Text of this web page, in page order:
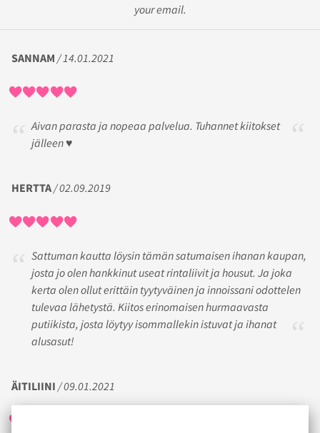
your email.
SANNAM / 14.01.2021
Aivan parasta ja nopeaa palvelua. Tuhannet kiitokset
jälleen ♥️
HERTTA / 02.09.2019
Sattuman kautta löysin tämän satumaisen ihanan kaupan,
josta jo olen hankkinut useat rintaliivit ja housut. Ja joka
kerta olen ollut erittäin tyytyväinen ja innoissani odottelen
tulevaa lähetystä. Kiitos erinomaisen hurmaavasta
putiikista, josta löytyy isommallekin istuvat ja ihanat
alusasut!
ÄITILIINI / 09.01.2021